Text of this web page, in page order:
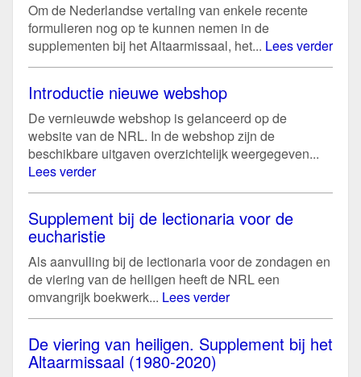
Om de Nederlandse vertaling van enkele recente
formulieren nog op te kunnen nemen in de
supplementen bij het Altaarmissaal, het... Lees verder
Introductie nieuwe webshop
De vernieuwde webshop is gelanceerd op de
website van de NRL. In de webshop zijn de
beschikbare uitgaven overzichtelijk weergegeven...
Lees verder
Supplement bij de lectionaria voor de
eucharistie
Als aanvulling bij de lectionaria voor de zondagen en
de viering van de heiligen heeft de NRL een
omvangrijk boekwerk... Lees verder
De viering van heiligen. Supplement bij het
Altaarmissaal (1980-2020)